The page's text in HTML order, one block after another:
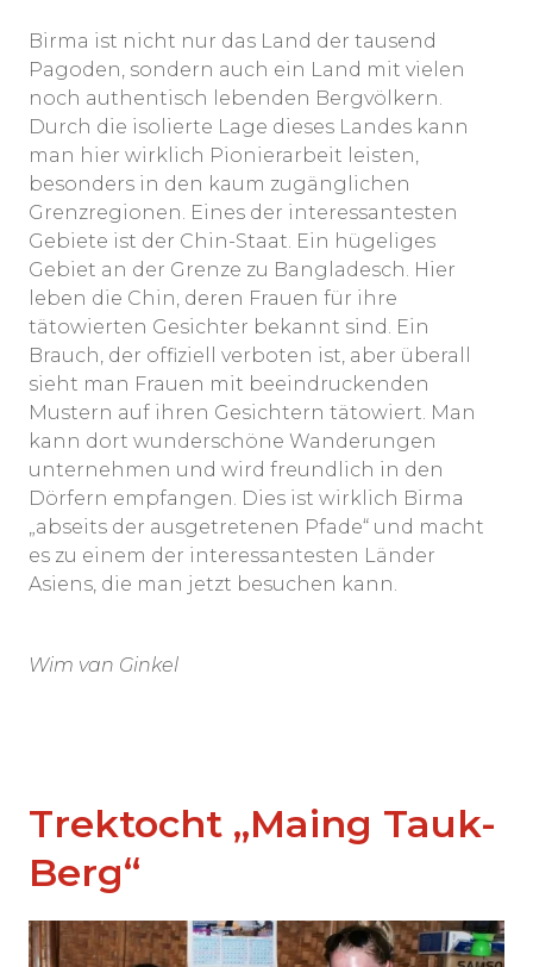
Birma ist nicht nur das Land der tausend
Pagoden, sondern auch ein Land mit vielen
noch authentisch lebenden Bergvölkern.
Durch die isolierte Lage dieses Landes kann
man hier wirklich Pionierarbeit leisten,
besonders in den kaum zugänglichen
Grenzregionen. Eines der interessantesten
Gebiete ist der Chin-Staat. Ein hügeliges
Gebiet an der Grenze zu Bangladesch. Hier
leben die Chin, deren Frauen für ihre
tätowierten Gesichter bekannt sind. Ein
Brauch, der offiziell verboten ist, aber überall
sieht man Frauen mit beeindruckenden
Mustern auf ihren Gesichtern tätowiert. Man
kann dort wunderschöne Wanderungen
unternehmen und wird freundlich in den
Dörfern empfangen. Dies ist wirklich Birma
„abseits der ausgetretenen Pfade“ und macht
es zu einem der interessantesten Länder
Asiens, die man jetzt besuchen kann.
Wim van Ginkel
Trektocht „Maing Tauk-
Berg“